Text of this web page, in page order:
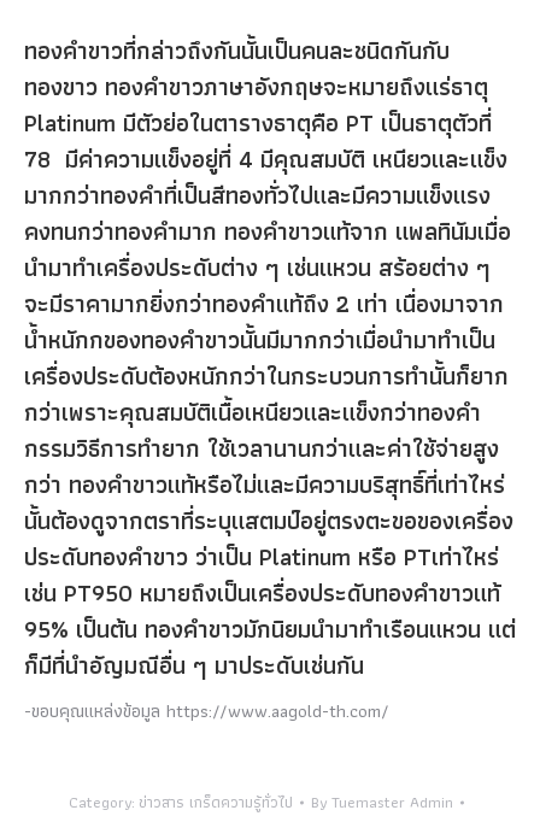
ทองคำขาวที่กล่าวถึงกันนั้นเป็นคนละชนิดกันกับ
ทองขาว ทองคำขาวภาษาอังกฤษจะหมายถึงแร่ธาตุ
Platinum มีตัวย่อในตารางธาตุคือ PT เป็นธาตุตัวที่
78 มีค่าความแข็งอยู่ที่ 4 มีคุณสมบัติ เหนียวและแข็ง
มากกว่าทองคำที่เป็นสีทองทั่วไปและมีความแข็งแรง
คงทนกว่าทองคำมาก ทองคำขาวแท้จาก แพลทินัมเมื่อ
นำมาทำเครื่องประดับต่าง ๆ เช่นแหวน สร้อยต่าง ๆ
จะมีราคามากยิ่งกว่าทองคำแท้ถึง 2 เท่า เนื่องมาจาก
น้ำหนักกของทองคำขาวนั้นมีมากกว่าเมื่อนำมาทำเป็น
เครื่องประดับต้องหนักกว่าในกระบวนการทำนั้นก็ยาก
กว่าเพราะคุณสมบัติเนื้อเหนียวและแข็งกว่าทองคำ
กรรมวิธีการทำยาก ใช้เวลานานกว่าและค่าใช้จ่ายสูง
กว่า ทองคำขาวแท้หรือไม่และมีความบริสุทธิ์ที่เท่าไหร่
นั้นต้องดูจากตราที่ระบุแสตมป์อยู่ตรงตะขอของเครื่อง
ประดับทองคำขาว ว่าเป็น Platinum หรือ PTเท่าไหร่
เช่น PT950 หมายถึงเป็นเครื่องประดับทองคำขาวแท้
95% เป็นต้น ทองคำขาวมักนิยมนำมาทำเรือนแหวน แต่
ก็มีที่นำอัญมณีอื่น ๆ มาประดับเช่นกัน
-ขอบคุณแหล่งข้อมูล https://www.aagold-th.com/
Category: ข่าวสาร เกร็ดความรู้ทั่วไป ByTuemaster Admin